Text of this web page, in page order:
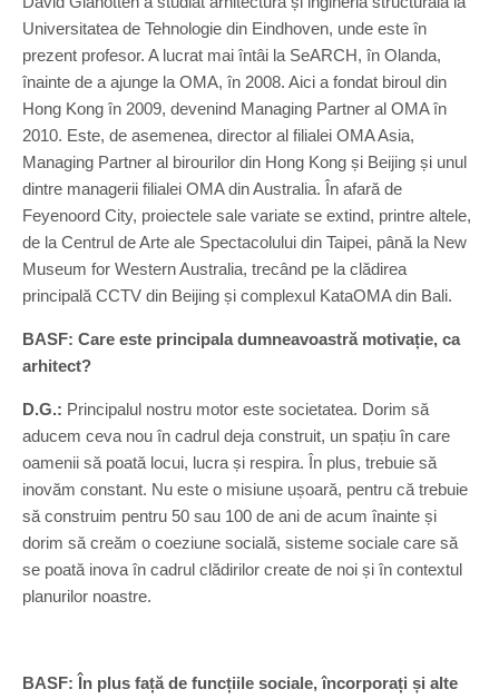
Universitatea de Tehnologie din Eindhoven, unde este în
prezent profesor. A lucrat mai întâi la SeARCH, în Olanda,
înainte de a ajunge la OMA, în 2008. Aici a fondat biroul din
Hong Kong în 2009, devenind Managing Partner al OMA în
2010. Este, de asemenea, director al filialei OMA Asia,
Managing Partner al birourilor din Hong Kong și Beijing și unul
dintre managerii filialei OMA din Australia. În afară de
Feyenoord City, proiectele sale variate se extind, printre altele,
de la Centrul de Arte ale Spectacolului din Taipei, până la New
Museum for Western Australia, trecând pe la clădirea
principală CCTV din Beijing și complexul KataOMA din Bali.
BASF: Care este principala dumneavoastră motivație, ca
arhitect?
D.G.: Principalul nostru motor este societatea. Dorim să
aducem ceva nou în cadrul deja construit, un spațiu în care
oamenii să poată locui, lucra și respira. În plus, trebuie să
inovăm constant. Nu este o misiune ușoară, pentru că trebuie
să construim pentru 50 sau 100 de ani de acum înainte și
dorim să creăm o coeziune socială, sisteme sociale care să
se poată inova în cadrul clădirilor create de noi și în contextul
planurilor noastre.
BASF: În plus față de funcțiile sociale, încorporați și alte